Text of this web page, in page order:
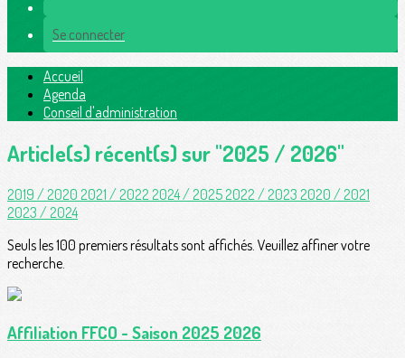
Se connecter
Accueil
Agenda
Conseil d'administration
Article(s) récent(s) sur "2025 / 2026"
2019 / 2020 2021 / 2022 2024 / 20252022 / 2023 2020 / 2021
2023 / 2024
Seuls les 100 premiers résultats sont affichés. Veuillez affiner votre
recherche.
Affiliation FFCO - Saison 2025 2026